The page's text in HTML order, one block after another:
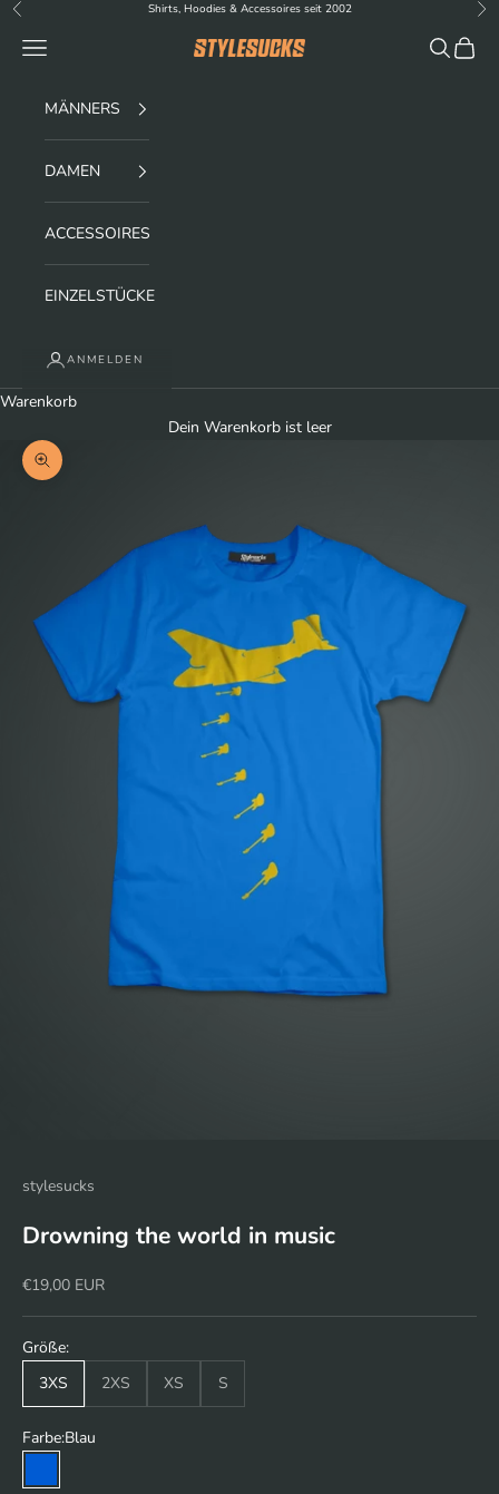
Zum Inhalt springen
Zurück Shirts, Hoodies & Accessoires seit 2002 Vor
stylesucks
Menü Suchen
MÄNNERS
DAMEN
ACCESSOIRES
EINZELSTÜCKE
ANMELDEN
Warenkorb
Dein Warenkorb ist leer
Bild vergrößern
stylesucks
Drowning the world in music
Angebot
€19,00 EUR
Größe:
3XS
2XS XS S
Farbe:Blau
Blau